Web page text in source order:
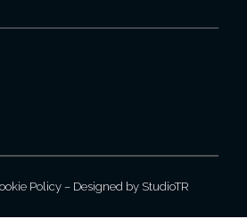
Policy – Designed by StudioTR